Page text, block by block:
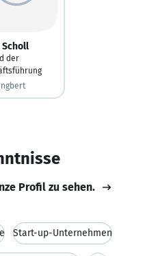
Scholl
der
Profil zu sehen.
Start-up-Unternehmen